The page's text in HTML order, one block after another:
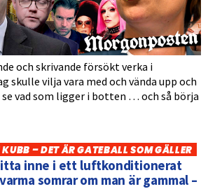
och skrivande försökt verka i
skulle vilja vara med och vända upp och
vad som ligger i botten … och så börja
– DET ÄR GATEBALL SOM GÄLLER
inne i ett luftkonditionerat
somrar om man är gammal –